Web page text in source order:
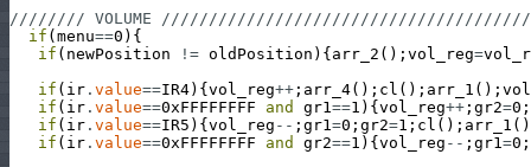
//////// VOLUME
if (menu==0 ) {
if ( newPosition != oldPosition ) {arr_2 ( ) ; vol_reg=
if ( ir . value==IR4) {vol_reg++ ; arr_4( ) ; cl ( ) ; arr_1 ( ) ;
if ( ir . value==0xFFFFFFFF and gr1 ==1 ) {vol_reg++ ; gr2=0 ;
if ( ir . value==IR5 ) {vol_reg -- ; gr1 =0 ; gr2=1 ; cl ( ) ; arr_1 ( )
if ( ir . value==0xFFFFFFFF and gr2==1 ) {vol_reg -- ; gr1 =0 ;